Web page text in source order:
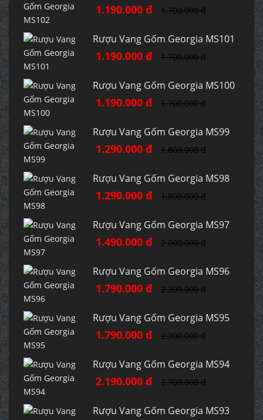
1.190.000 đ 1.700.000 đ
Rượu Vang Gốm Georgia MS101
1.190.000 đ 1.700.000 đ
Rượu Vang Gốm Georgia MS100
1.190.000 đ 1.700.000 đ
Rượu Vang Gốm Georgia MS99
1.290.000 đ 1.800.000 đ
Rượu Vang Gốm Georgia MS98
1.290.000 đ 1.800.000 đ
Rượu Vang Gốm Georgia MS97
1.490.000 đ 2.000.000 đ
Rượu Vang Gốm Georgia MS96
1.790.000 đ 2.300.000 đ
Rượu Vang Gốm Georgia MS95
1.790.000 đ 2.300.000 đ
Rượu Vang Gốm Georgia MS94
2.190.000 đ 2.700.000 đ
Rượu Vang Gốm Georgia MS93